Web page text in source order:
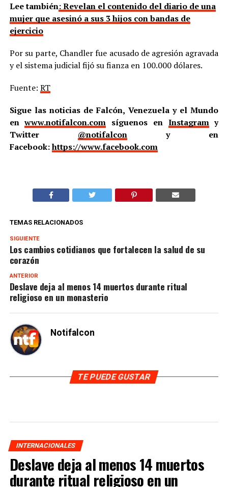
Lee también: Revelan el contenido del diario de una
mujer que asesinó a sus 3 hijos con bandas de
ejercicio
Por su parte, Chandler fue acusado de agresión agravada
y el sistema judicial fijó su fianza en 100.000 dólares.
Fuente: RT
Sigue las noticias de Falcón, Venezuela y el Mundo
enwww.notifalcon.com síguenos en Instagramy
Twitter @notifalcony en
Facebook:https://www.facebook.com
TEMAS RELACIONADOS
SIGUIENTE
Los cambios cotidianos que fortalecen la salud de su
corazón
ANTERIOR
Deslave deja al menos 14 muertos durante ritual
religioso en un monasterio
Notifalcon
TE PUEDE GUSTAR
INTERNACIONALES
Deslave deja al menos 14 muertos
durante ritual religioso en un